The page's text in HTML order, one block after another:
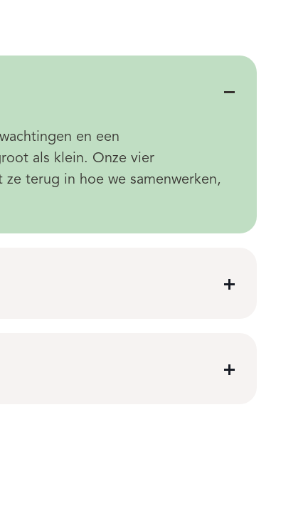
en een
als klein. Onze vier
terug in hoe we samenwerken,